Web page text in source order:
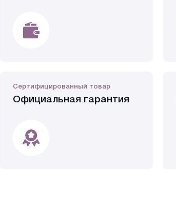
Сертифицированный товар
Официальная гарантия